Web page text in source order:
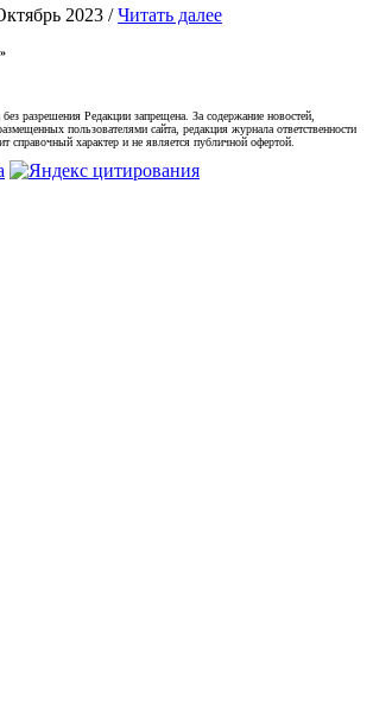
2023 /Читать далее
без разрешения Редакции запрещена. За содержание новостей,
пользователями сайта, редакция журнала ответственности
справочный характер и не является публичной офертой.